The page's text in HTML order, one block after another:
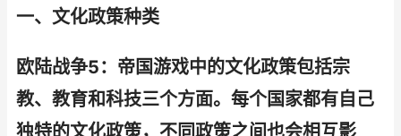
一、文化政策种类
欧陆战争5：帝国游戏中的文化政策包括宗
教、教育和科技三个方面。每个国家都有自己
独特的文化政策，不同政策之间也会相互影